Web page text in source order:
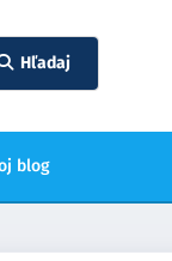
Hľadaj
blog